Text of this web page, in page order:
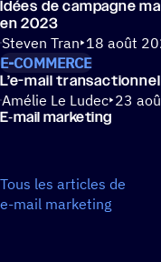
Idées de campagne
en 2023
Steven Tran 18 août
E-COMMERCE
L’e-mail
Amélie Le Ludec 23
E‑mail marke­ting
Tous les articles de
e-mail marketing